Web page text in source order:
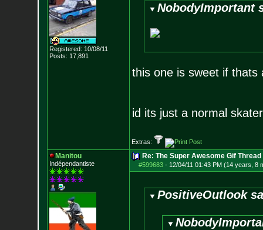
Registered: 10/08/11
Posts: 17,891
NobodyImportant
this one is sweet if thats
id its just a normal
Extras:
Manitou
Indépendantiste
Re: The Super Awesome Gif Thread
#599683- 12/04/11 01:43 PM (14 years, 8
PositiveOutlook